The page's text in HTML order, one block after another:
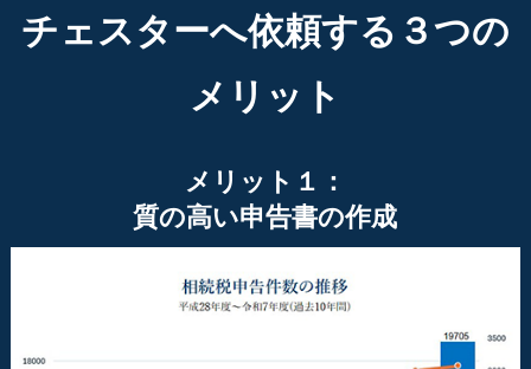
チェスターへ依頼する３つの
メリット
メリット１：
質の高い申告書の作成